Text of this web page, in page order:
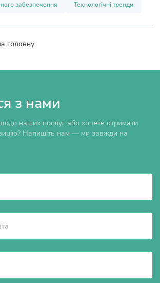
забезпечення Технологічні тренди
головну
з нами
наших послуг або хочете отримати
Напишіть нам — ми завжди на